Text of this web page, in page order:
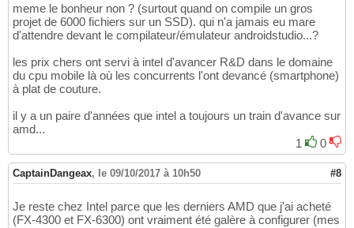
meme le bonheur non ? (surtout quand on compile un gros
projet de 6000 fichiers sur un SSD). qui n'a jamais eu mare
d'attendre devant le compilateur/émulateur androidstudio...?
les prix chers ont servi à intel d'avancer R&D dans le domaine
du cpu mobile là où les concurrents l'ont devancé (smartphone)
à plat de couture.
il y a un paire d'années que intel a toujours un train d'avance sur
amd...
1
0
CaptainDangeax, le 09/10/2017 à 10h50 #8
Je reste chez Intel parce que les derniers AMD que j'ai acheté
(FX-4300 et FX-6300) ont vraiment été galère à configurer (mes